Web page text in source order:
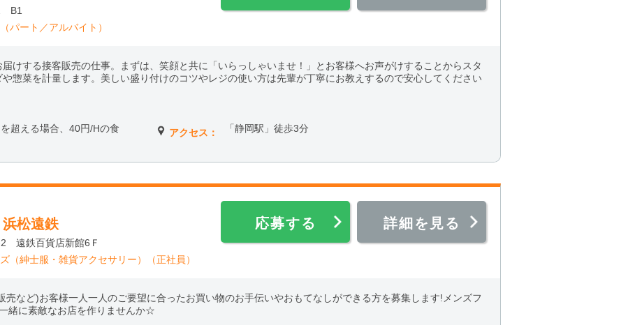
B1
パート／アルバイト）
けする接客販売の仕事。まずは、笑顔と共に「いらっしゃいませ！」とお客様へお声がけすることからスタ
惣菜を計量します。美しい盛り付けのコツやレジの使い方は先輩が丁寧にお教えするので安心してください
超える場合、40円/Hの食
アクセス： 「静岡駅」徒歩3分
松遠鉄
遠鉄百貨店新館6Ｆ
（紳士服・雑貨アクセサリー）（正社員）
応募する 詳細を見る
売など)お客様一人一人のご要望に合ったお買い物のお手伝いやおもてなしができる方を募集します!メンズフ
緒に素敵なお店を作りませんか☆